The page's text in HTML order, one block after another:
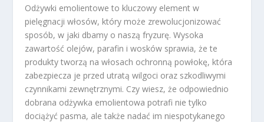
Odżywki emolientowe to kluczowy element w
pielęgnacji włosów, który może zrewolucjonizować
sposób, w jaki dbamy o naszą fryzurę. Wysoka
zawartość olejów, parafin i wosków sprawia, że te
produkty tworzą na włosach ochronną powłokę, która
zabezpiecza je przed utratą wilgoci oraz szkodliwymi
czynnikami zewnętrznymi. Czy wiesz, że odpowiednio
dobrana odżywka emolientowa potrafi nie tylko
dociążyć pasma, ale także nadać im niespotykanego